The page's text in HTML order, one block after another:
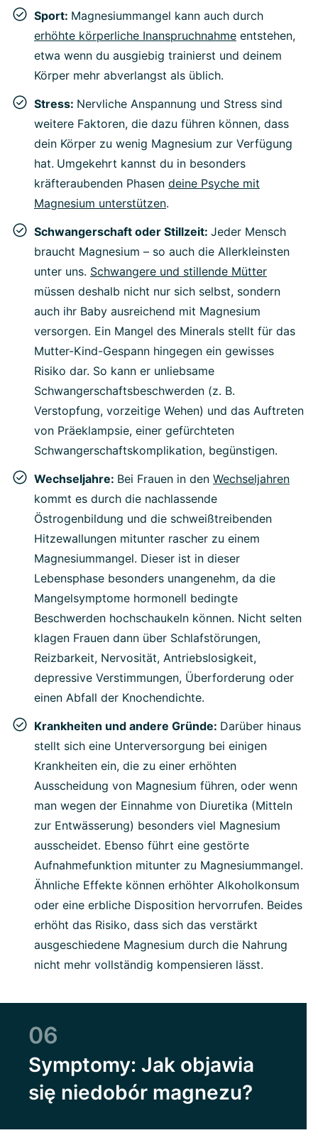
Sport: Magnesiummangel kann auch durch
erhöhte körperliche Inanspruchnahme entstehen,
etwa wenn du ausgiebig trainierst und deinem
Körper mehr abverlangst als üblich.
Stress: Nervliche Anspannung und Stress sind
weitere Faktoren, die dazu führen können, dass
dein Körper zu wenig Magnesium zur Verfügung
hat. Umgekehrt kannst du in besonders
kräfteraubenden Phasen deine Psyche mit
Magnesium unterstützen.
Schwangerschaft oder Stillzeit: Jeder Mensch
braucht Magnesium – so auch die Allerkleinsten
unter uns. Schwangere und stillende Mütter
müssen deshalb nicht nur sich selbst, sondern
auch ihr Baby ausreichend mit Magnesium
versorgen. Ein Mangel des Minerals stellt für das
Mutter-Kind-Gespann hingegen ein gewisses
Risiko dar. So kann er unliebsame
Schwangerschaftsbeschwerden (z. B.
Verstopfung, vorzeitige Wehen) und das Auftreten
von Präeklampsie, einer gefürchteten
Schwangerschaftskomplikation, begünstigen.
Wechseljahre: Bei Frauen in den Wechseljahren
kommt es durch die nachlassende
Östrogenbildung und die schweißtreibenden
Hitzewallungen mitunter rascher zu einem
Magnesiummangel. Dieser ist in dieser
Lebensphase besonders unangenehm, da die
Mangelsymptome hormonell bedingte
Beschwerden hochschaukeln können. Nicht selten
klagen Frauen dann über Schlafstörungen,
Reizbarkeit, Nervosität, Antriebslosigkeit,
depressive Verstimmungen, Überforderung oder
einen Abfall der Knochendichte.
Krankheiten und andere Gründe: Darüber hinaus
stellt sich eine Unterversorgung bei einigen
Krankheiten ein, die zu einer erhöhten
Ausscheidung von Magnesium führen, oder wenn
man wegen der Einnahme von Diuretika (Mitteln
zur Entwässerung) besonders viel Magnesium
ausscheidet. Ebenso führt eine gestörte
Aufnahmefunktion mitunter zu Magnesiummangel.
Ähnliche Effekte können erhöhter Alkoholkonsum
oder eine erbliche Disposition hervorrufen. Beides
erhöht das Risiko, dass sich das verstärkt
ausgeschiedene Magnesium durch die Nahrung
nicht mehr vollständig kompensieren lässt.
06
Symptomy: Jak objawia
się niedobór magnezu?